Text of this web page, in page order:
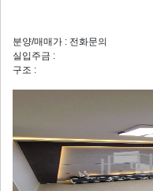
분양/매매가 : 전화문의
실입주금 :
구조 :